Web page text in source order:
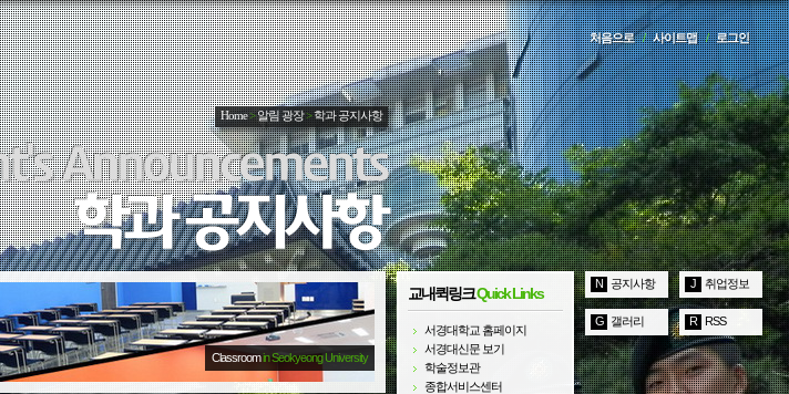
처음으로 / 사이트맵 / 로그인
Home>알림 광장>학과 공지사항
Classroomin Seokyeong University
교내퀵링크Quick Links
서경대학교 홈페이지
서경대신문 보기
학술정보관
종합서비스센터
N 공지사항 J 취업정보
G 갤러리 R RSS